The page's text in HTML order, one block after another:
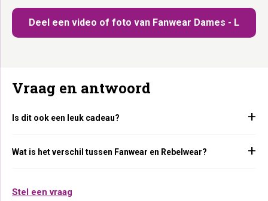
Deel een video of foto van Fanwear Dames - L
Vraag en antwoord
Is dit ook een leuk cadeau?
Wat is het verschil tussen Fanwear en Rebelwear?
Stel een vraag